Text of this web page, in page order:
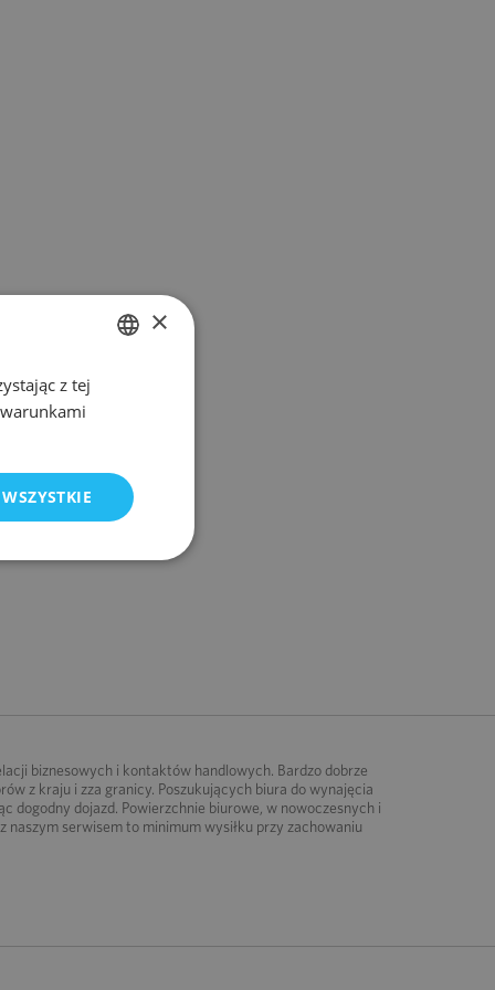
biznesowych i kontaktów handlowych. Bardzo dobrze
z kraju i zza granicy. Poszukujących biura do wynajęcia
dogodny dojazd. Powierzchnie biurowe, w nowoczesnych i
serwisem to minimum wysiłku przy zachowaniu
×
z tej